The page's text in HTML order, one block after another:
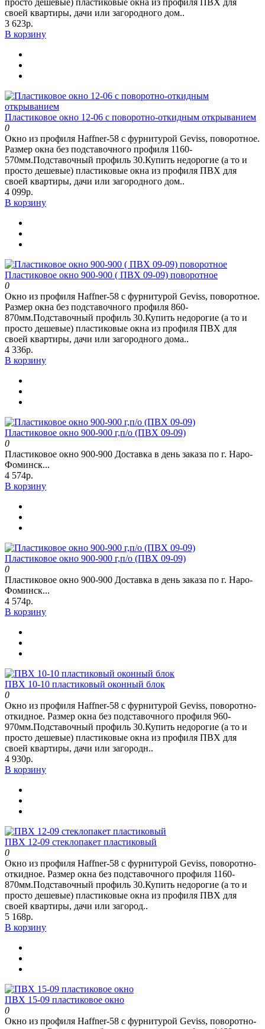
своей квартиры, дачи или загородного дом..
3 623р.
В корзину
Пластиковое окно 12-06 с поворотно-откидным открыванием
0
Окно из профиля Haffner-58 c фурнитурой Geviss, поворотное.
Размер окна без подставочного профиля 1160-
570мм.Подставочный профиль 30.Купить недорогие (а то и
просто дешевые) пластиковые окна из профиля ПВХ для
своей квартиры, дачи или загородного дом..
4 099р.
В корзину
Пластиковое окно 900-900 ( ПВХ 09-09) поворотное
0
Окно из профиля Haffner-58 c фурнитурой Geviss, поворотное.
Размер окна без подставочного профиля 860-
870мм.Подставочный профиль 30.Купить недорогие (а то и
просто дешевые) пластиковые окна из профиля ПВХ для
своей квартиры, дачи или загородного дома..
4 336р.
В корзину
Пластиковое окно 900-900 г,п/о (ПВХ 09-09)
0
Пластиковое окно 900-900 Доставка в день заказа по г. Наро-
Фоминск...
4 574р.
В корзину
Пластиковое окно 900-900 г,п/о (ПВХ 09-09)
0
Пластиковое окно 900-900 Доставка в день заказа по г. Наро-
Фоминск...
4 574р.
В корзину
ПВХ 10-10 пластиковый оконный блок
0
Окно из профиля Haffner-58 c фурнитурой Geviss, поворотно-
откидное. Размер окна без подставочного профиля 960-
970мм.Подставочный профиль 30.Купить недорогие (а то и
просто дешевые) пластиковые окна из профиля ПВХ для
своей квартиры, дачи или загородн..
4 930р.
В корзину
ПВХ 12-09 стеклопакет пластиковый
0
Окно из профиля Haffner-58 c фурнитурой Geviss, поворотно-
откидное. Размер окна без подставочного профиля 1160-
870мм.Подставочный профиль 30.Купить недорогие (а то и
просто дешевые) пластиковые окна из профиля ПВХ для
своей квартиры, дачи или загород..
5 168р.
В корзину
ПВХ 15-09 пластиковое окно
0
Окно из профиля Haffner-58 c фурнитурой Geviss, поворотно-